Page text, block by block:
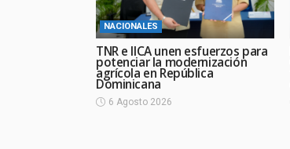
NACIONALES
TNR e IICA unen esfuerzos para
potenciar la modernización
agrícola en República
Dominicana
6 Agosto 2026